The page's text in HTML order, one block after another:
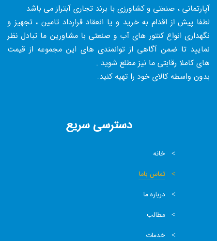
آپارتمانی ، صنعتی و کشاورزی با برند تجاری آبتراز می باشد
لطفا پیش از اقدام به خرید و یا انعقاد قرارداد تامین ، تجهیز و
نگهداری انواع کنتور های آب و صنعتی با مشاورین ما تبادل نظر
نمایید تا ضمن آگاهی از توانمندی های این مجموعه از قیمت
های کاملا رقابتی ما نیز مطلع شوید .
بدون واسطه کالای خود را تهیه کنید.
دسترسی سریع
خانه
تماس باما
درباره ما
مطالب
خدمات